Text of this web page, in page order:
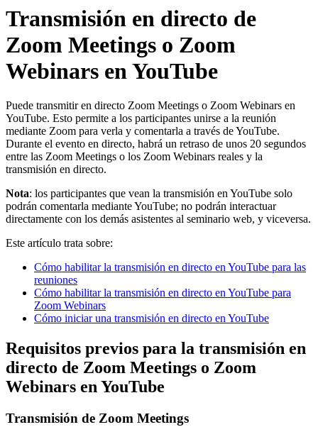
Transmisión en directo de
Zoom Meetings o Zoom
Webinars en YouTube
Puede transmitir en directo Zoom Meetings o Zoom Webinars en
YouTube. Esto permite a los participantes unirse a la reunión
mediante Zoom para verla y comentarla a través de YouTube.
Durante el evento en directo, habrá un retraso de unos 20 segundos
entre las Zoom Meetings o los Zoom Webinars reales y la
transmisión en directo.
Nota: los participantes que vean la transmisión en YouTube solo
podrán comentarla mediante YouTube; no podrán interactuar
directamente con los demás asistentes al seminario web, y viceversa.
Este artículo trata sobre:
Cómo habilitar la transmisión en directo en YouTube para las
reuniones
Cómo habilitar la transmisión en directo en YouTube para
Zoom Webinars
Cómo iniciar una transmisión en directo en YouTube
Requisitos previos para la transmisión en
directo de Zoom Meetings o Zoom
Webinars en YouTube
Transmisión de Zoom Meetings